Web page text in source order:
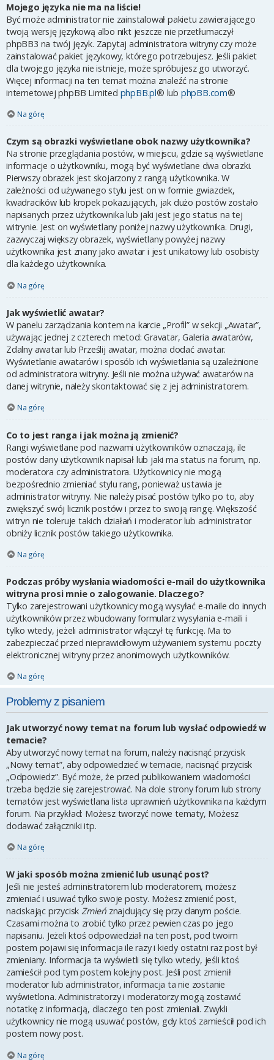
Mojego języka nie ma na liście!
Być może administrator nie zainstalował pakietu zawierającego
twoją wersję językową albo nikt jeszcze nie przetłumaczył
phpBB3 na twój język. Zapytaj administratora witryny czy może
zainstalować pakiet językowy, którego potrzebujesz. Jeśli pakiet
dla twojego języka nie istnieje, może spróbujesz go utworzyć.
Więcej informacji na ten temat można znaleźć na stronie
internetowej phpBB Limited phpBB.pl® lub phpBB.com®
Na górę
Czym są obrazki wyświetlane obok nazwy użytkownika?
Na stronie przeglądania postów, w miejscu, gdzie są wyświetlane
informacje o użytkowniku, mogą być wyświetlane dwa obrazki.
Pierwszy obrazek jest skojarzony z rangą użytkownika. W
zależności od używanego stylu jest on w formie gwiazdek,
kwadracików lub kropek pokazujących, jak dużo postów zostało
napisanych przez użytkownika lub jaki jest jego status na tej
witrynie. Jest on wyświetlany poniżej nazwy użytkownika. Drugi,
zazwyczaj większy obrazek, wyświetlany powyżej nazwy
użytkownika jest znany jako awatar i jest unikatowy lub osobisty
dla każdego użytkownika.
Na górę
Jak wyświetlić awatar?
W panelu zarządzania kontem na karcie „Profil” w sekcji „Awatar”,
używając jednej z czterech metod: Gravatar, Galeria awatarów,
Zdalny awatar lub Prześlij awatar, można dodać awatar.
Wyświetlanie awatarów i sposób ich wyświetlania są uzależnione
od administratora witryny. Jeśli nie można używać awatarów na
danej witrynie, należy skontaktować się z jej administratorem.
Na górę
Co to jest ranga i jak można ją zmienić?
Rangi wyświetlane pod nazwami użytkowników oznaczają, ile
postów dany użytkownik napisał lub jaki ma status na forum, np.
moderatora czy administratora. Użytkownicy nie mogą
bezpośrednio zmieniać stylu rang, ponieważ ustawia je
administrator witryny. Nie należy pisać postów tylko po to, aby
zwiększyć swój licznik postów i przez to swoją rangę. Większość
witryn nie toleruje takich działań i moderator lub administrator
obniży licznik postów takiego użytkownika.
Na górę
Podczas próby wysłania wiadomości e-mail do użytkownika
witryna prosi mnie o zalogowanie. Dlaczego?
Tylko zarejestrowani użytkownicy mogą wysyłać e-maile do innych
użytkowników przez wbudowany formularz wysyłania e-maili i
tylko wtedy, jeżeli administrator włączył tę funkcję. Ma to
zabezpieczać przed nieprawidłowym używaniem systemu poczty
elektronicznej witryny przez anonimowych użytkowników.
Na górę
Problemy z pisaniem
Jak utworzyć nowy temat na forum lub wysłać odpowiedź w
temacie?
Aby utworzyć nowy temat na forum, należy nacisnąć przycisk
„Nowy temat”, aby odpowiedzieć w temacie, nacisnąć przycisk
„Odpowiedz”. Być może, że przed publikowaniem wiadomości
trzeba będzie się zarejestrować. Na dole strony forum lub strony
tematów jest wyświetlana lista uprawnień użytkownika na każdym
forum. Na przykład: Możesz tworzyć nowe tematy, Możesz
dodawać załączniki itp.
Na górę
W jaki sposób można zmienić lub usunąć post?
Jeśli nie jesteś administratorem lub moderatorem, możesz
zmieniać i usuwać tylko swoje posty. Możesz zmienić post,
naciskając przycisk Zmień znajdujący się przy danym poście.
Czasami można to zrobić tylko przez pewien czas po jego
napisaniu. Jeżeli ktoś odpowiedział na ten post, pod twoim
postem pojawi się informacja ile razy i kiedy ostatni raz post był
zmieniany. Informacja ta wyświetli się tylko wtedy, jeśli ktoś
zamieścił pod tym postem kolejny post. Jeśli post zmienił
moderator lub administrator, informacja ta nie zostanie
wyświetlona. Administratorzy i moderatorzy mogą zostawić
notatkę z informacją, dlaczego ten post zmieniali. Zwykli
użytkownicy nie mogą usuwać postów, gdy ktoś zamieścił pod ich
postem nowy post.
Na górę